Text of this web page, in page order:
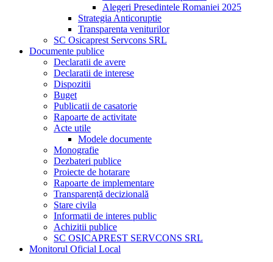
Alegeri Presedintele Romaniei 2025
Strategia Anticoruptie
Transparenta veniturilor
SC Osicaprest Servcons SRL
Documente publice
Declaratii de avere
Declaratii de interese
Dispozitii
Buget
Publicatii de casatorie
Rapoarte de activitate
Acte utile
Modele documente
Monografie
Dezbateri publice
Proiecte de hotarare
Rapoarte de implementare
Transparență decizională
Stare civila
Informatii de interes public
Achizitii publice
SC OSICAPREST SERVCONS SRL
Monitorul Oficial Local